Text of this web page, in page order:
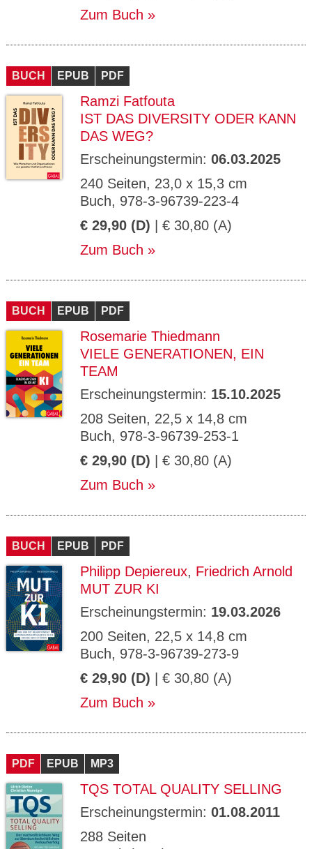
Zum Buch
BUCH EPUB PDF
Ramzi Fatfouta
IST DAS DIVERSITY ODER KANN
DAS WEG?
Erscheinungstermin: 06.03.2025
240 Seiten, 23,0 x 15,3 cm
Buch, 978-3-96739-223-4
€ 29,90 (D) | € 30,80 (A)
Zum Buch
BUCH EPUB PDF
Rosemarie Thiedmann
VIELE GENERATIONEN, EIN
TEAM
Erscheinungstermin: 15.10.2025
208 Seiten, 22,5 x 14,8 cm
Buch, 978-3-96739-253-1
€ 29,90 (D) | € 30,80 (A)
Zum Buch
BUCH EPUB PDF
Philipp Depiereux, Friedrich Arnold
MUT ZUR KI
Erscheinungstermin: 19.03.2026
200 Seiten, 22,5 x 14,8 cm
Buch, 978-3-96739-273-9
€ 29,90 (D) | € 30,80 (A)
Zum Buch
PDF EPUB MP3
TQS TOTAL QUALITY SELLING
Erscheinungstermin: 01.08.2011
288 Seiten